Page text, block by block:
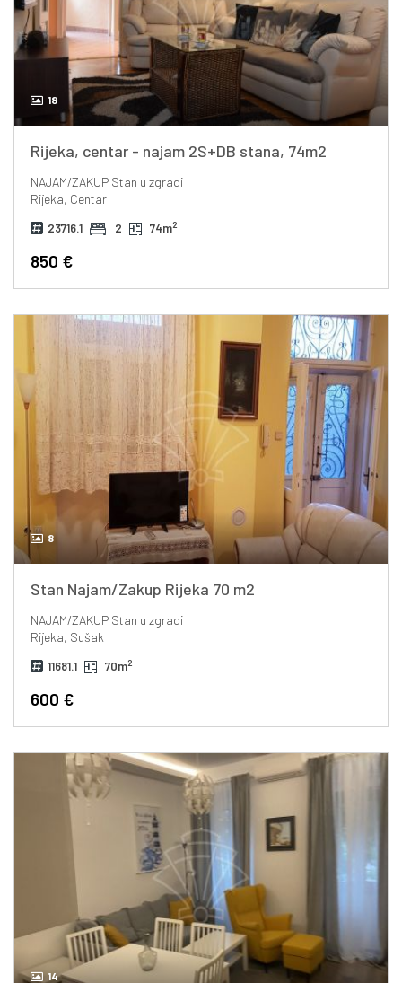
18
Rijeka, centar - najam 2S+DB stana, 74m2
NAJAM/ZAKUPStan u zgradi
Rijeka, Centar
23716.1 2 74m2
850 €
8
Stan Najam/Zakup Rijeka 70 m2
NAJAM/ZAKUPStan u zgradi
Rijeka, Sušak
11681.1 70m2
600 €
14